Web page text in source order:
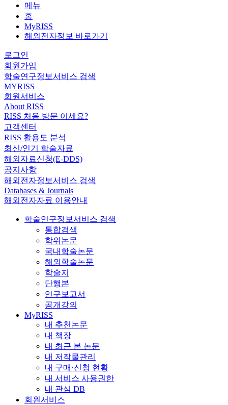
메뉴
홈
MyRISS
해외전자정보 바로가기
로그인
회원가입
학술연구정보서비스 검색
MYRISS
회원서비스
About RISS
RISS 처음 방문 이세요?
고객센터
RISS 활용도 분석
최신/인기 학술자료
해외자료신청(E-DDS)
공지사항
해외전자정보서비스 검색
Databases & Journals
해외전자자료 이용안내
학술연구정보서비스 검색
통합검색
학위논문
국내학술논문
해외학술논문
학술지
단행본
연구보고서
공개강의
MyRISS
내 추천논문
내 책장
내 최근 본 논문
내 저작물관리
내 구매·신청 현황
내 서비스 사용권한
내 관심 DB
회원서비스